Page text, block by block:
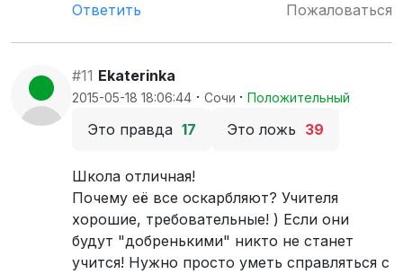
Ответить
Пожаловаться
#11 Ekaterinka
2015-05-18 18:06:44 · Сочи · Положительный
Это правда 17 Это ложь 39
Школа отличная!
Почему её все оскарбляют? Учителя
хорошие, требовательные! ) Если они
будут "добренькими" никто не станет
учится! Нужно просто уметь справляться с